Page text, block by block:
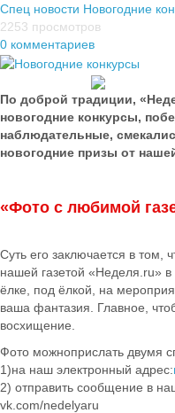
Спец новости Новогодние
2253 просмотров
0 комментариев
По доброй традиции,
новогодние конкурсы,
наблюдательные,
новогодние призы от
«Фото с любимой
Суть его заключается в том,
нашей газетой «Неделя.ru»
ёлке, под ёлкой, на
ваша фантазия. Главное,
восхищение.
Фото можноприслать двумя
1)на наш электронный адрес:
2) отправить сообщение в
vk.com/nedelyaru